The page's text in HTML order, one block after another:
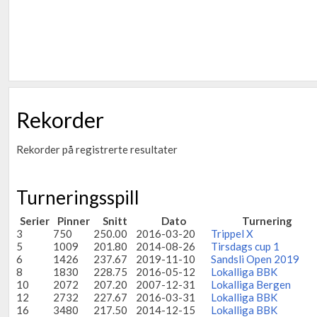
Rekorder
Rekorder på registrerte resultater
Turneringsspill
Serier Pinner Snitt Dato
Turnering
3
750 250.00 2016-03-20
Trippel X
5
1009 201.80 2014-08-26
Tirsdags cup 1
6
1426 237.67 2019-11-10
Sandsli Open 2019
8
1830 228.75 2016-05-12
Lokalliga BBK
10
2072 207.20 2007-12-31
Lokalliga Bergen
12
2732 227.67 2016-03-31
Lokalliga BBK
16
3480 217.50 2014-12-15 Lokalliga BBK